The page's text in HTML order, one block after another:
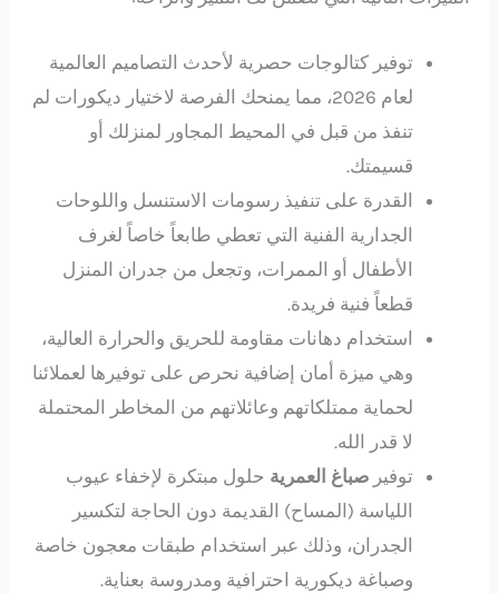
توفير كتالوجات حصرية لأحدث التصاميم العالمية
لعام 2026، مما يمنحك الفرصة لاختيار ديكورات لم
تنفذ من قبل في المحيط المجاور لمنزلك أو
قسيمتك.
القدرة على تنفيذ رسومات الاستنسل واللوحات
الجدارية الفنية التي تعطي طابعاً خاصاً لغرف
الأطفال أو الممرات، وتجعل من جدران المنزل
قطعاً فنية فريدة.
استخدام دهانات مقاومة للحريق والحرارة العالية،
وهي ميزة أمان إضافية نحرص على توفيرها لعملائنا
لحماية ممتلكاتهم وعائلاتهم من المخاطر المحتملة
لا قدر الله.
توفيرصباغ العمرية حلول مبتكرة لإخفاء عيوب
اللياسة (المساح) القديمة دون الحاجة لتكسير
الجدران، وذلك عبر استخدام طبقات معجون خاصة
وصباغة ديكورية احترافية ومدروسة بعناية.